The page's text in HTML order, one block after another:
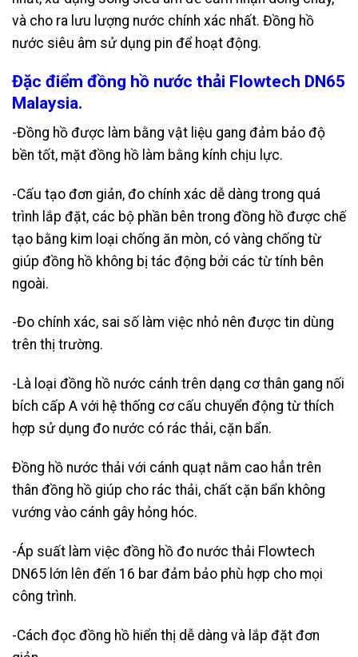
và cho ra lưu lượng nước chính xác nhất. Đồng hồ
nước siêu âm sử dụng pin để hoạt động.
Đặc điểm đồng hồ nước thải Flowtech DN65
Malaysia.
-Đồng hồ được làm bằng vật liệu gang đảm bảo độ
bền tốt, mặt đồng hồ làm bằng kính chịu lực.
-Cấu tạo đơn giản, đo chính xác dễ dàng trong quá
trình lắp đặt, các bộ phần bên trong đồng hồ được chế
tạo bằng kim loại chống ăn mòn, có vàng chống từ
giúp đồng hồ không bị tác động bởi các từ tính bên
ngoài.
-Đo chính xác, sai số làm việc nhỏ nên được tin dùng
trên thị trường.
-Là loại đồng hồ nước cánh trên dạng cơ thân gang nối
bích cấp A với hệ thống cơ cấu chuyển động từ thích
hợp sử dụng đo nước có rác thải, cặn bẩn.
Đồng hồ nước thải với cánh quạt nằm cao hẳn trên
thân đồng hồ giúp cho rác thải, chất cặn bẩn không
vướng vào cánh gây hỏng hóc.
-Áp suất làm việc đồng hồ đo nước thải Flowtech
DN65 lớn lên đến 16 bar đảm bảo phù hợp cho mọi
công trình.
-Cách đọc đồng hồ hiển thị dễ dàng và lắp đặt đơn